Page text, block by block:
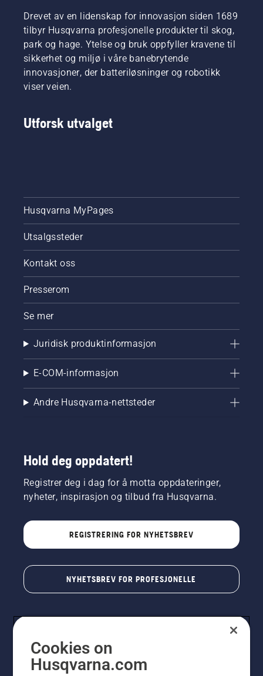
i deres
respektive
land. De
utgjør
vårt H-
Team.
Og det er
aller
Drevet av en lidenskap for innovasjon siden 1689
tilbyr Husqvarna profesjonelle produkter til skog,
park og hage. Ytelse og bruk oppfyller kravene til
sikkerhet og miljø i våre banebrytende
innovasjoner, der batteriløsninger og robotikk
viser veien.
Utforsk utvalget
Husqvarna MyPages
Utsalgssteder
Kontakt oss
Presserom
Se mer
Juridisk produktinformasjon
E-COM-informasjon
Andre Husqvarna-nettsteder
Hold deg oppdatert!
Registrer deg i dag for å motta oppdateringer,
nyheter, inspirasjon og tilbud fra Husqvarna.
REGISTRERING FOR NYHETSBREV
NYHETSBREV FOR PROFESJONELLE
Cookies on
Husqvarna.com